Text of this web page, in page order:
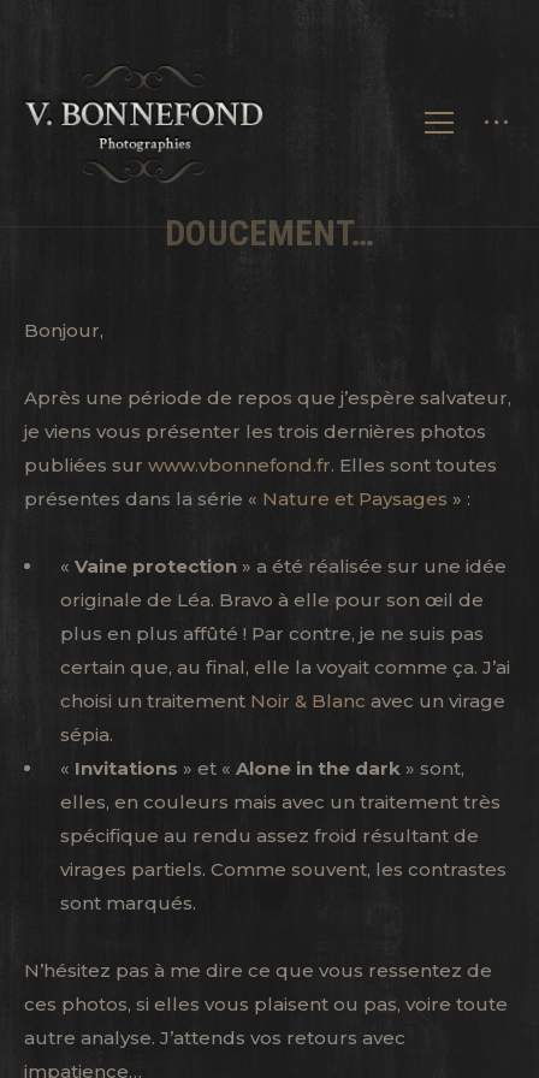
DOUCEMENT…
Bonjour,
Après une période de repos que j’espère salvateur,
je viens vous présenter les trois dernières photos
publiées sur www.vbonnefond.fr. Elles sont toutes
présentes dans la série « Nature et Paysages » :
« Vaine protection » a été réalisée sur une idée
originale de Léa. Bravo à elle pour son œil de
plus en plus affûté ! Par contre, je ne suis pas
certain que, au final, elle la voyait comme ça. J’ai
choisi un traitement Noir & Blanc avec un virage
sépia.
« Invitations » et « Alone in the dark » sont,
elles, en couleurs mais avec un traitement très
spécifique au rendu assez froid résultant de
virages partiels. Comme souvent, les contrastes
sont marqués.
N’hésitez pas à me dire ce que vous ressentez de
ces photos, si elles vous plaisent ou pas, voire toute
autre analyse. J’attends vos retours avec
impatience…